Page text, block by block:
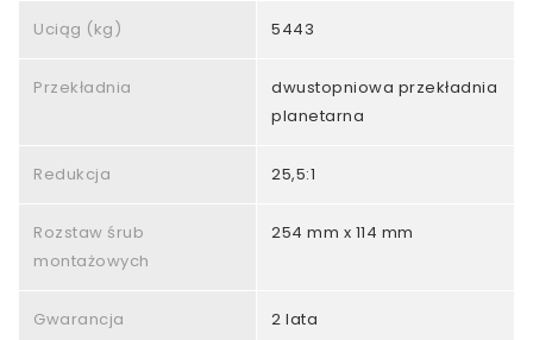
Uciąg (kg) 5443
Przekładnia
dwustopniowa przekładnia
planetarna
Redukcja 25,5:1
Rozstaw śrub
montażowych
254 mm x 114 mm
Gwarancja 2 lata